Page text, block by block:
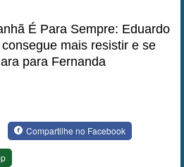
É Para Sempre: Eduardo
consegue mais resistir e se
para Fernanda
Compartilhe no Facebook